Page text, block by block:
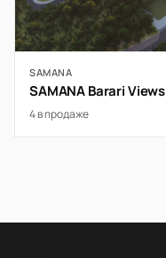
SAMANA
SAMANA Barari Views
4 в продаже